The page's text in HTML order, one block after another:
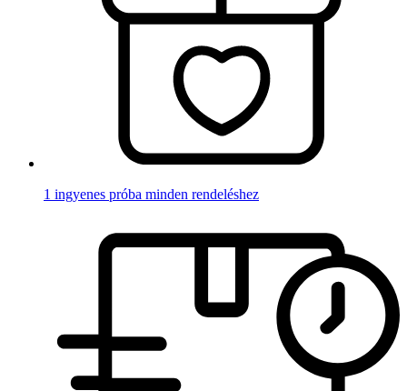
1 ingyenes próba minden rendeléshez